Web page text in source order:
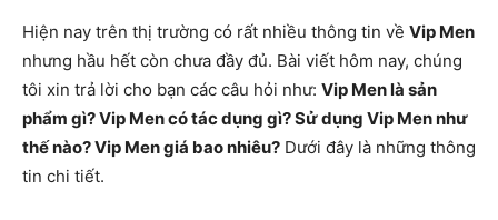
Hiện nay trên thị trường có rất nhiều thông tin về Vip Men
nhưng hầu hết còn chưa đầy đủ. Bài viết hôm nay, chúng
tôi xin trả lời cho bạn các câu hỏi như: Vip Men là sản
phẩm gì? Vip Men có tác dụng gì? Sử dụng Vip Men như
thế nào? Vip Men giá bao nhiêu? Dưới đây là những thông
tin chi tiết.